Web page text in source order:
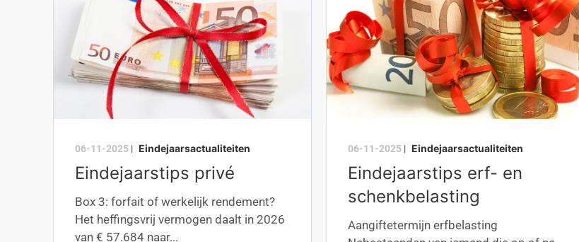
06-11-2025 | Eindejaarsactualiteiten
Eindejaarstips privé
Box 3: forfait of werkelijk rendement?
Het heffingsvrij vermogen daalt in 2026
van € 57.684 naar...
06-11-2025 | Eindejaarsactualiteiten
Eindejaarstips erf- en
schenkbelasting
Aangiftetermijn erfbelasting